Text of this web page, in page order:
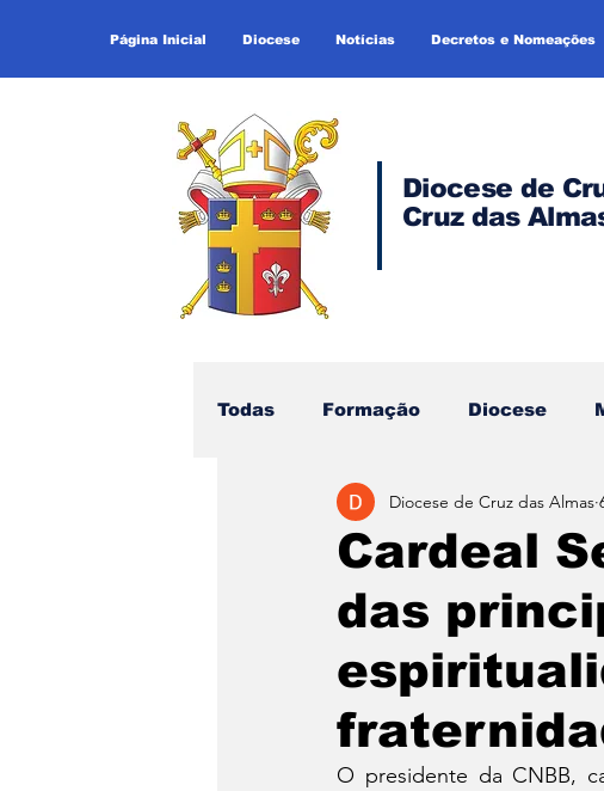
Página Inicial Diocese Notícias Decretos e Nomeações
Diocese de
Cruz das
Todas Formação Diocese
Cardeal
das
Diocese de Cruz das Almas
O presidente da CNBB,